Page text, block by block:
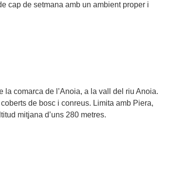
cap de setmana amb un ambient proper i
la comarca de l’Anoia, a la vall del riu Anoia.
de bosc i conreus. Limita amb Piera,
mitjana d’uns 280 metres.